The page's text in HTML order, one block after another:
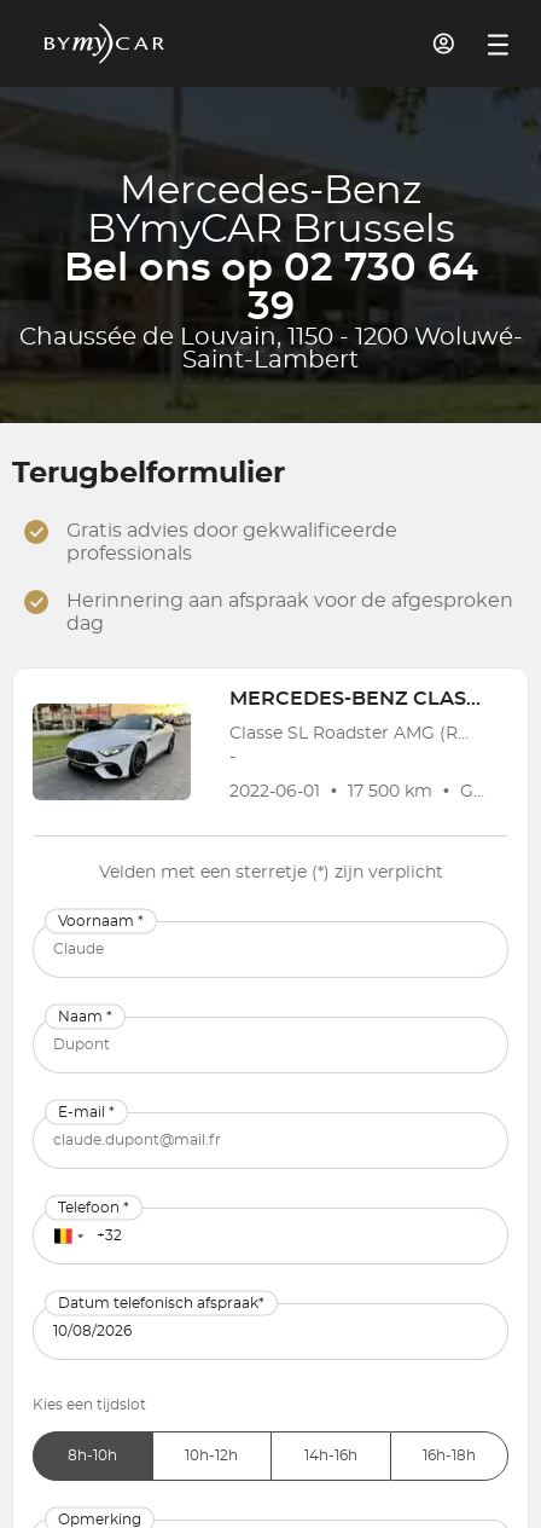
Mercedes-Benz
BYmyCAR Brussels
Bel ons op 02 730 64
39
Chaussée de Louvain, 1150 - 1200 Woluwé-
Saint-Lambert
Terugbelformulier
Gratis advies door gekwalificeerde
professionals
Herinnering aan afspraak voor de afgesproken
dag
MERCEDES-BENZ CLASSE SL
Classe SL Roadster AMG (R232) SL Roadster AMG 63 4-Matic+
-
2022-06-01 • 17 500 km • Garantie
Velden met een sterretje (*) zijn verplicht
Voornaam *
Naam *
E-mail *
Telefoon *
Datum telefonisch afspraak*
Kies een tijdslot
8h-10h 10h-12h 14h-16h 16h-18h
Opmerking